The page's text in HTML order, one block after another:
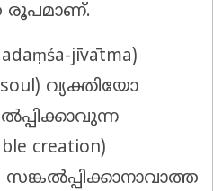
രൂപമാണ്.
jīvātma)
വ്യക്തിയോ
creation)